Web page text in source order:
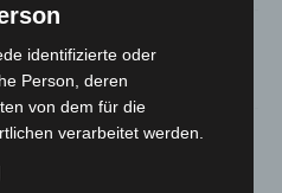
Population in Niedersachsen
in Neuwarmbüchen schnell
identifizierte oder
Person, deren
von dem für die
verarbeitet werden.